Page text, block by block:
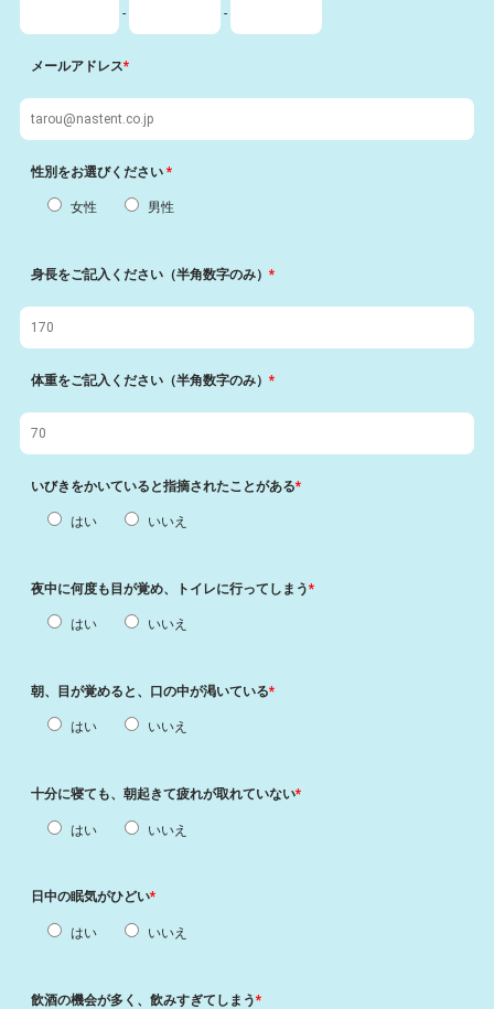
- -
メールアドレス*
性別をお選びください *
女性 男性
身長をご記入ください（半角数字のみ） *
体重をご記入ください（半角数字のみ） *
いびきをかいていると指摘されたことがある*
はい いいえ
夜中に何度も目が覚め、トイレに行ってしまう*
はい いいえ
朝、目が覚めると、口の中が渇いている*
はい いいえ
十分に寝ても、朝起きて疲れが取れていない*
はい いいえ
日中の眠気がひどい*
はい いいえ
飲酒の機会が多く、飲みすぎてしまう*